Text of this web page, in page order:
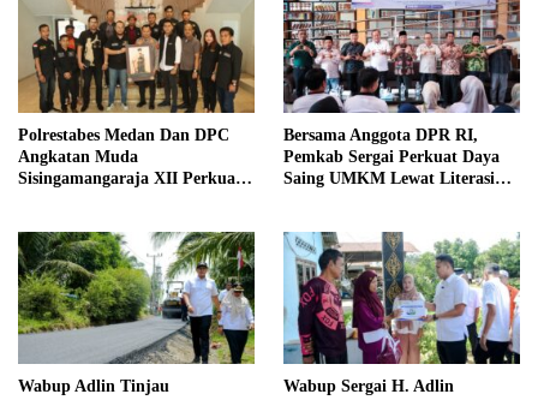
Polrestabes Medan Dan DPC
Angkatan Muda
Sisingamangaraja XII Perkuat
Bersama Anggota DPR RI,
Pemkab Sergai Perkuat Daya
Saing UMKM Lewat Literasi
Wabup Adlin Tinjau
Wabup Sergai H. Adlin